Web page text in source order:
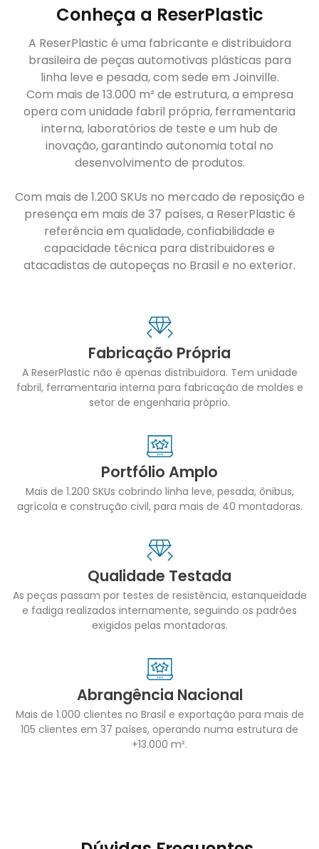
Conheça a ReserPlastic
A ReserPlastic é uma fabricante e distribuidora
brasileira de peças automotivas plásticas para
linha leve e pesada, com sede em Joinville.
Com mais de 13.000 m² de estrutura, a empresa
opera com unidade fabril própria, ferramentaria
interna, laboratórios de teste e um hub de
inovação, garantindo autonomia total no
desenvolvimento de produtos.
Com mais de 1.200 SKUs no mercado de reposição e
presença em mais de 37 países, a ReserPlastic é
referência em qualidade, confiabilidade e
capacidade técnica para distribuidores e
atacadistas de autopeças no Brasil e no exterior.
Fabricação Própria
A ReserPlastic não é apenas distribuidora. Tem unidade
fabril, ferramentaria interna para fabricação de moldes e
setor de engenharia próprio.
Portfólio Amplo
Mais de 1.200 SKUs cobrindo linha leve, pesada, ônibus,
agrícola e construção civil, para mais de 40 montadoras.
Qualidade Testada
As peças passam por testes de resistência, estanqueidade
e fadiga realizados internamente, seguindo os padrões
exigidos pelas montadoras.
Abrangência Nacional
Mais de 1.000 clientes no Brasil e exportação para mais de
105 clientes em 37 países, operando numa estrutura de
+13.000 m².